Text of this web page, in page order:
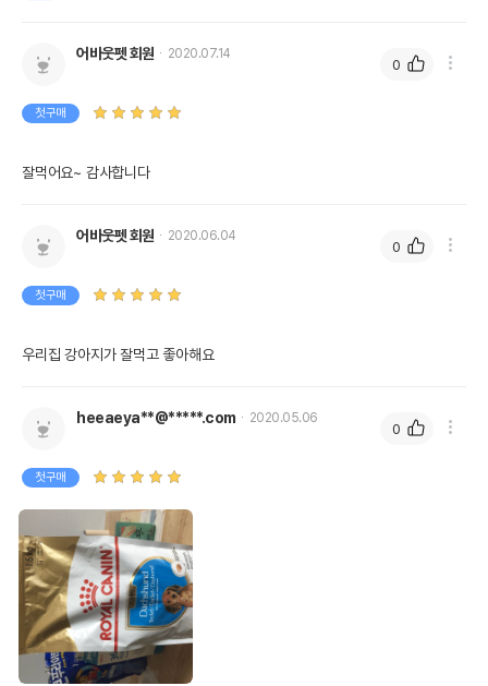
어바웃펫 회원 2020.07.14
첫구매
잘먹어요~ 감사합니다
0
어바웃펫 회원 2020.06.04
첫구매
우리집 강아지가 잘먹고 좋아해요
0
heeaeya**@*****.com 2020.05.06
첫구매
0